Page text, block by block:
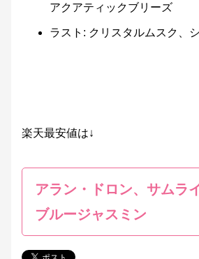
アクアティックブリーズ
ラスト: クリスタルムスク、
楽天最安値は↓
アラン・ドロン、サムラ
ブルージャスミン